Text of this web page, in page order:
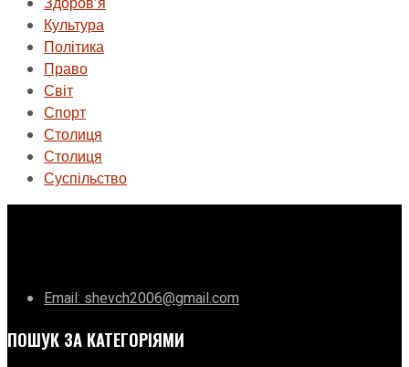
Культура
Політика
Право
Світ
Спорт
Столиця
Столиця
Суспільство
Email: shevch2006@gmail.com
ПОШУК ЗА КАТЕГОРІЯМИ